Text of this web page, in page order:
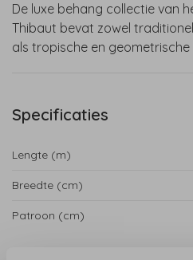
De luxe behang collectie van
Thibaut bevat zowel
als tropische en geometrische
Specificaties
Lengte (m)
Breedte (cm)
Patroon (cm)